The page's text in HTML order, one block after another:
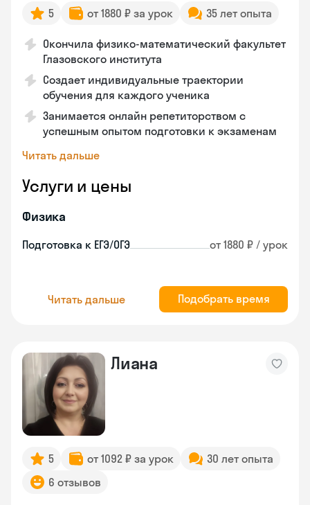
5 от 1880 ₽ за урок 35 лет опыта
Окончила физико-математический факультет
Глазовского института
Создает индивидуальные траектории
обучения для каждого ученика
Занимается онлайн репетиторством с
успешным опытом подготовки к экзаменам
Читать дальше
Услуги и цены
Физика
Подготовка к ЕГЭ/ОГЭ от 1880 ₽ / урок
Читать дальше Подобрать время
Лиана
5 от 1092 ₽ за урок
30 лет опыта
6 отзывов